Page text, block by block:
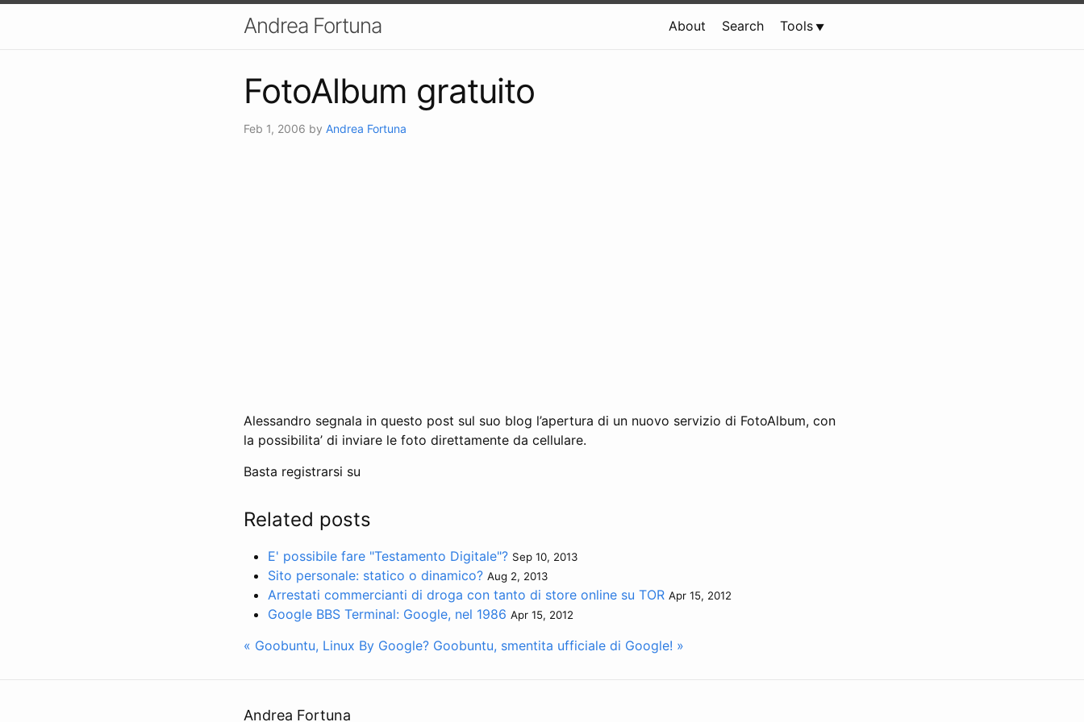
Andrea Fortuna About Search Tools
FotoAlbum gratuito
Feb 1, 2006 by Andrea Fortuna
Alessandro segnala in questo post sul suo blog l’apertura di un nuovo servizio di FotoAlbum, con
la possibilita’ di inviare le foto direttamente da cellulare.
Basta registrarsi su
Related posts
E' possibile fare "Testamento Digitale"? Sep 10, 2013
Sito personale: statico o dinamico? Aug 2, 2013
Arrestati commercianti di droga con tanto di store online su TOR Apr 15, 2012
Google BBS Terminal: Google, nel 1986 Apr 15, 2012
« Goobuntu, Linux By Google? Goobuntu, smentita ufficiale di Google! »
Andrea Fortuna